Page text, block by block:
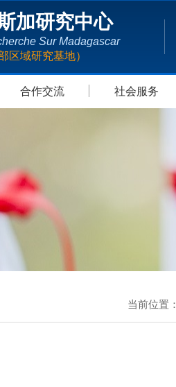
加研究中心
Sur Madagascar
区域研究基地）
合作交流 社会服务
当前位置：